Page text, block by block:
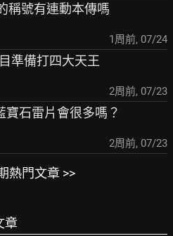
稱號有連動本傳嗎
1周前, 07/24
準備打四大天王
2周前, 07/23
寶石雷片會很多嗎？
2周前, 07/23
熱門文章 >>
章